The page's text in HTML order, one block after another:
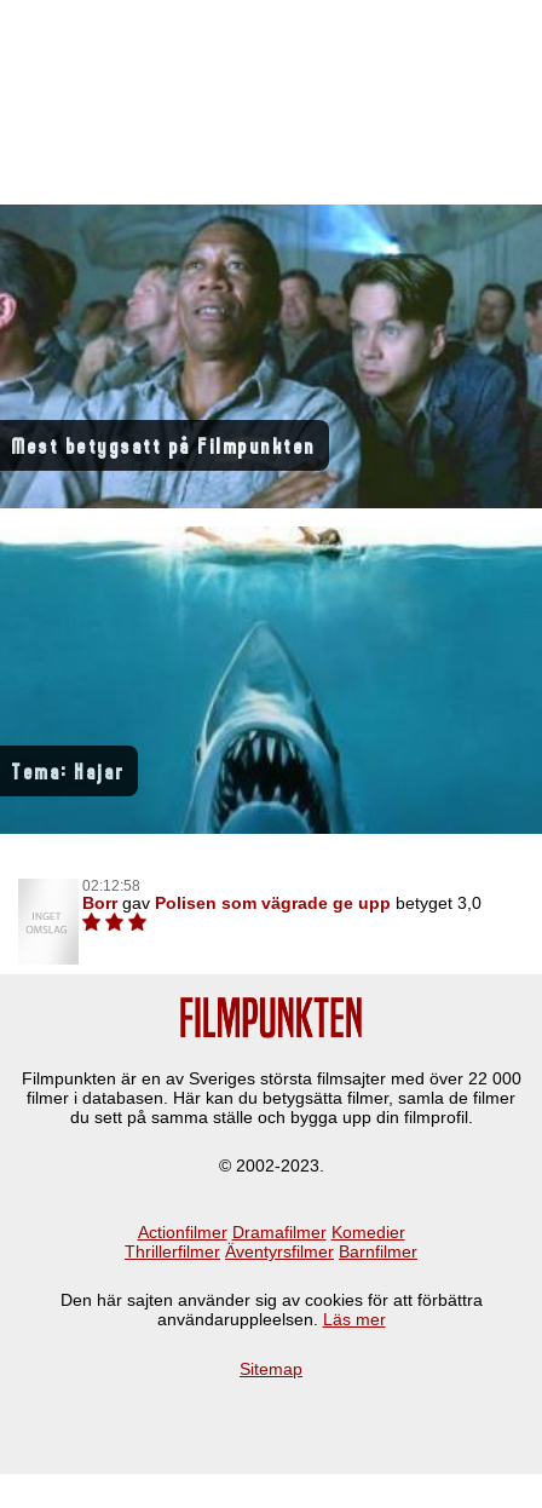
Mest betygsatt på Filmpunkten
Tema: Hajar
02:12:58
Borrgav Polisen som vägrade ge upp betyget 3,0
Filmpunkten är en av Sveriges största filmsajter med över 22 000
filmer i databasen. Här kan du betygsätta filmer, samla de filmer
du sett på samma ställe och bygga upp din filmprofil.
© 2002-2023.
Actionfilmer Dramafilmer Komedier
Thrillerfilmer Äventyrsfilmer Barnfilmer
Den här sajten använder sig av cookies för att förbättra
användaruppleelsen. Läs mer
Sitemap